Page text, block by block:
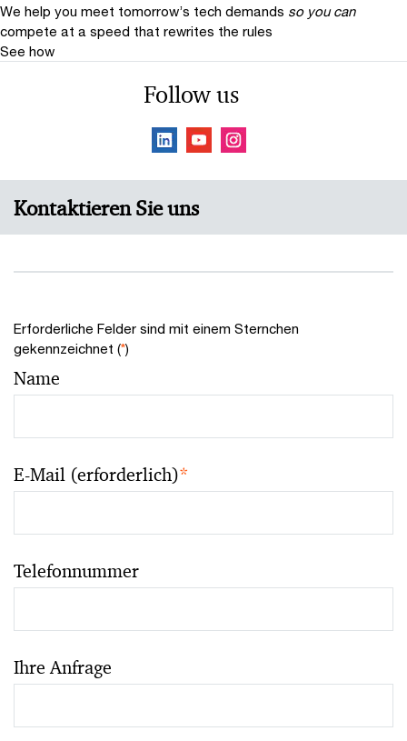
We help you meet tomorrow’s tech demands so you can
compete at a speed that rewrites the rules
See how
Follow us
Kontaktieren Sie uns
Erforderliche Felder sind mit einem Sternchen
gekennzeichnet (*)
Name
E-Mail (erforderlich)*
Telefonnummer
Ihre Anfrage